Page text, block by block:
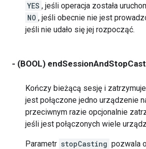
YES , jeśli operacja została
NO , jeśli obecnie nie jest
jeśli nie udało się jej rozpocząć.
- (BOOL)
Kończy bieżącą sesję i
jest połączone jedno urządzenie
przeciwnym razie opcjonalnie
jeśli jest połączonych wiele
Parametr stopCasting pozwala